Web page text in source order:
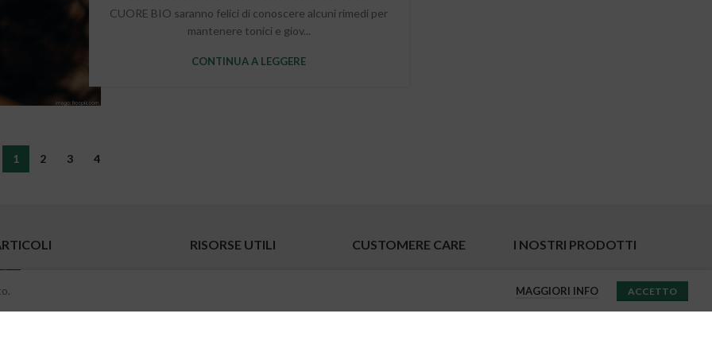
CUORE BIO saranno felici di conoscere alcuni rimedi per
mantenere tonici e giov...
CONTINUA A LEGGERE
1 2 3 4
23 Dicembre 2023 0
RISORSE UTILI CUSTOMERE CARE I NOSTRI PRODOTTI
MAGGIORI INFO ACCETTO